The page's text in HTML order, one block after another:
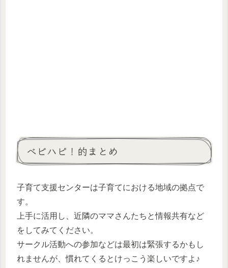
ベビハピ！的まとめ
子育て支援センターは子育てにおける地域の拠点で
す。
上手に活用し、近隣のママさんたちと情報共有など
をしてみてください。
サークル活動への参加などは最初は緊張するかもし
れませんが、慣れてくるとけっこう楽しいですよ♪